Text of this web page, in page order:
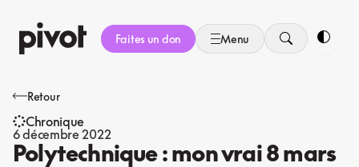
au
contenu
Faites un don Menu
Retour
Chronique
6 décembre 2022
Polytechnique : mon vrai 8 mars